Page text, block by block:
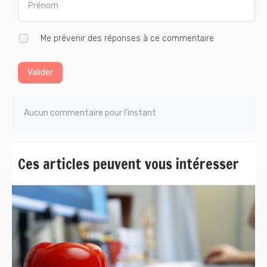
Me prévenir des réponses à ce commentaire
Valider
Aucun commentaire pour l'instant
Ces articles peuvent vous intéresser